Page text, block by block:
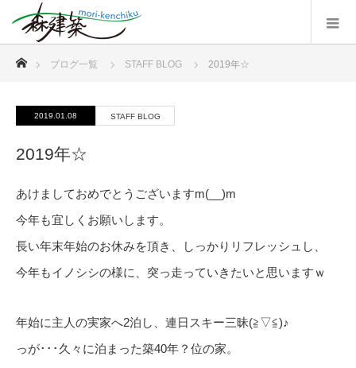
ブログ一覧 STAFF BLOG 2019年☆
2019.01.08 STAFF BLOG
2019年☆
あけましておめでとうございますm(__)m
今年も宜しくお願いします。
長い年末年始のお休みを頂き、しっかりリフレッシュし、
今年もイノシシの様に、突っ走っていきたいと思いますｗ
年始に主人の実家へ2泊し、連日スキー三昧(≧▽≦)♪
っが･･･久々に泊まった築40年？位の家。